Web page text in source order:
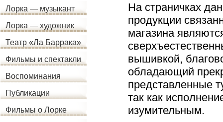
Лорка — музыкант
Лорка — художник
Театр «Ла Баррака»
Фильмы и спектакли
Воспоминания
Публикации
Фильмы о Лорке
На страничках
продукции
магазина
вышивкой,
обладающий
представленные
так как
изумительным.